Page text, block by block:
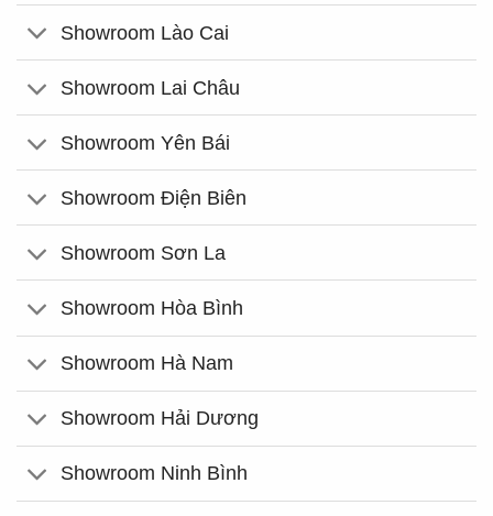
Showroom Lào Cai
Showroom Lai Châu
Showroom Yên Bái
Showroom Điện Biên
Showroom Sơn La
Showroom Hòa Bình
Showroom Hà Nam
Showroom Hải Dương
Showroom Ninh Bình